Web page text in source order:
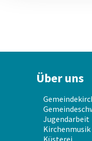
Über uns
Jugendarbeit
Kirchenmusik